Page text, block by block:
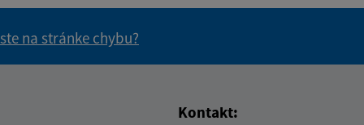
na stránke chybu?
Kontakt: